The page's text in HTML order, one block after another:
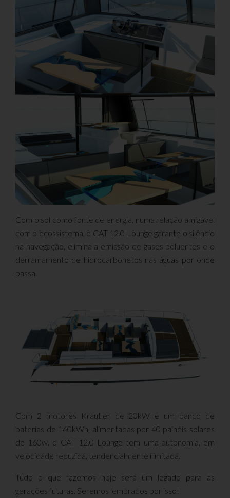
Com o sol como fonte de energia, numa relação amigável
com o ecossistema, o CAT 12.0 Lounge garante o silêncio
na navegação, elimina a emissão de gases poluentes e o
derramamento de hidrocarbonetos nas águas por onde
passa.
Com 2 motores Krautler de 20kW e um banco de
baterias de 160kWh, alimentadas por 40 painéis solares
de 160w. o CAT 12.0 Lounge tem uma autonomia, em
velocidade reduzida, tendencialmente ilimitada.
Tudo o que fazemos hoje será um legado para as
gerações futuras. Seremos lembrados por isso!